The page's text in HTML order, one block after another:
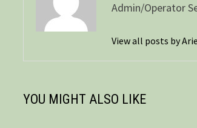
Admin/Operator
View all posts by
YOU MIGHT ALSO LIKE